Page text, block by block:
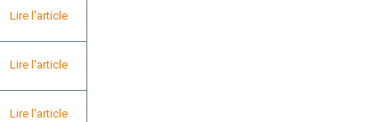
Lire l'article
Lire l'article
Lire l'article